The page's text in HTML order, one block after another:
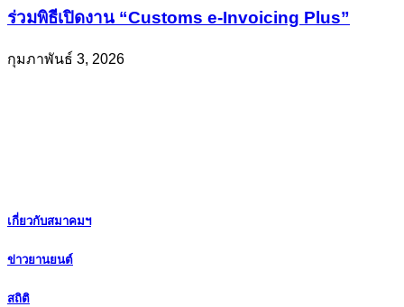
ร่วมพิธีเปิดงาน “Customs e-Invoicing Plus”
กุมภาพันธ์ 3, 2026
เกี่ยวกับสมาคมฯ
ข่าวยานยนต์
สถิติ